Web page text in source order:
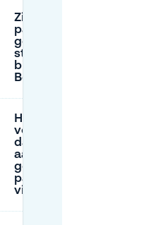
Zijn openbare
parkeergarages
goedkoper dan
straatparkeren
bij
Boeienweide?
Hoe kan ik
voorkomen
dat ik
aankom en
geen
parkeerplek
vind?